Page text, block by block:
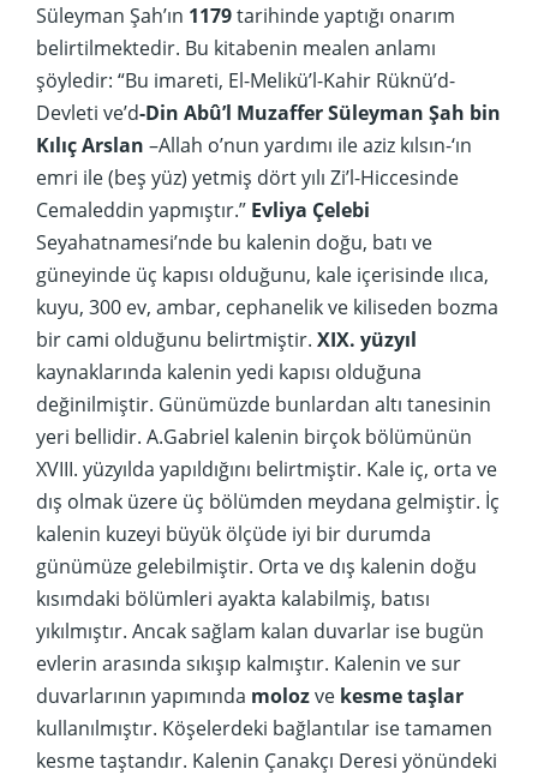
Süleyman Şah’ın 1179tarihinde yaptığı onarım
belirtilmektedir. Bu kitabenin mealen anlamı
şöyledir: “Bu imareti, El-Melikü’l-Kahir Rüknü’d-
Devleti ve’d-Din Abû’l Muzaffer Süleyman Şah bin
Kılıç Arslan –Allah o’nun yardımı ile aziz kılsın-‘ın
emri ile (beş yüz) yetmiş dört yılı Zi’l-Hiccesinde
Cemaleddin yapmıştır.” Evliya Çelebi
Seyahatnamesi’nde bu kalenin doğu, batı ve
güneyinde üç kapısı olduğunu, kale içerisinde ılıca,
kuyu, 300 ev, ambar, cephanelik ve kiliseden bozma
bir cami olduğunu belirtmiştir. XIX. yüzyıl
kaynaklarında kalenin yedi kapısı olduğuna
değinilmiştir. Günümüzde bunlardan altı tanesinin
yeri bellidir. A.Gabriel kalenin birçok bölümünün
XVIII. yüzyılda yapıldığını belirtmiştir. Kale iç, orta ve
dış olmak üzere üç bölümden meydana gelmiştir. İç
kalenin kuzeyi büyük ölçüde iyi bir durumda
günümüze gelebilmiştir. Orta ve dış kalenin doğu
kısımdaki bölümleri ayakta kalabilmiş, batısı
yıkılmıştır. Ancak sağlam kalan duvarlar ise bugün
evlerin arasında sıkışıp kalmıştır. Kalenin ve sur
duvarlarının yapımında molozve kesme taşlar
kullanılmıştır. Köşelerdeki bağlantılar ise tamamen
kesme taştandır. Kalenin Çanakçı Deresi yönündeki